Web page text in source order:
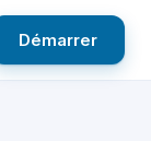
Démarrer